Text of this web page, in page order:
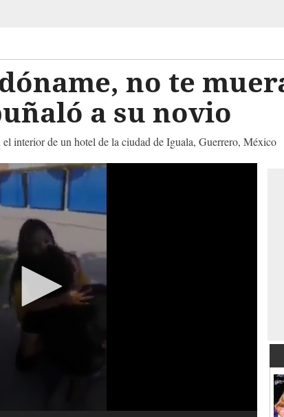
no te
a su novio
interior de un hotel de la ciudad de Iguala, Guerrero, México